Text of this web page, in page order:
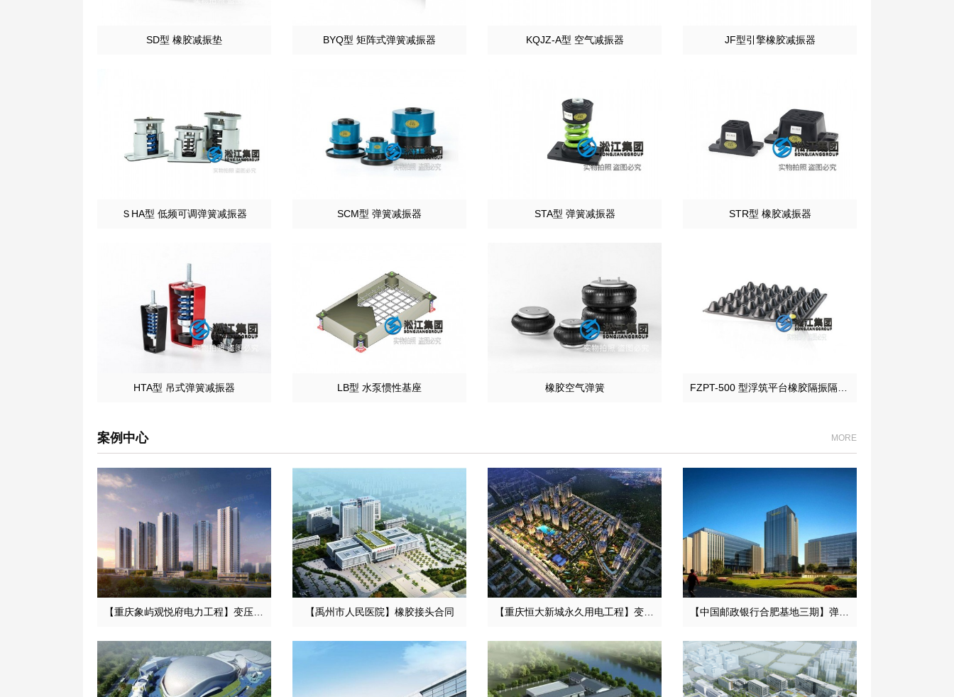
SD型 橡胶减振垫 BYQ型 矩阵式弹簧减振器 KQJZ-A型 空气减振器 JF型引擎橡胶减振器
ＳHA型 低频可调弹簧减振器 SCM型 弹簧减振器 STA型 弹簧减振器 STR型 橡胶减振器
HTA型 吊式弹簧减振器 LB型 水泵惯性基座 橡胶空气弹簧
案例中心 MORE
【重庆象屿观悦府电力工程】变压器减振器合同 【禹州市人民医院】橡胶接头合同 【重庆恒大新城永久用电工程】变压器减震器 【中国邮政银行合肥基地三期】弹簧减震器合同